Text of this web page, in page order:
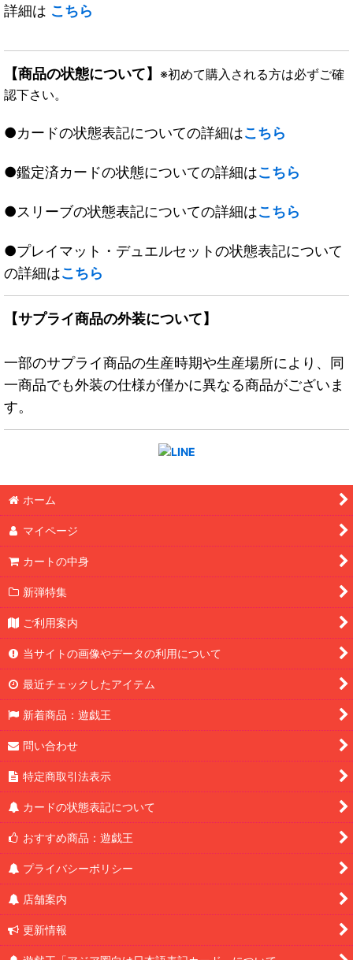
詳細は こちら
【商品の状態について】 ※初めて購入される方は必ずご確
認下さい。
●カードの状態表記についての詳細はこちら
●鑑定済カードの状態についての詳細はこちら
●スリーブの状態表記についての詳細はこちら
●プレイマット・デュエルセットの状態表記について
の詳細はこちら
【サプライ商品の外装について】
一部のサプライ商品の生産時期や生産場所により、同
一商品でも外装の仕様が僅かに異なる商品がございま
す。
ホーム
マイページ
カートの中身
新弾特集
ご利用案内
当サイトの画像やデータの利用について
最近チェックしたアイテム
新着商品：遊戯王
問い合わせ
特定商取引法表示
カードの状態表記について
おすすめ商品：遊戯王
プライバシーポリシー
店舗案内
更新情報